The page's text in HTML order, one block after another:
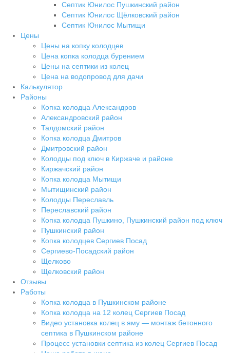
Септик Юнилос Пушкинский район
Септик Юнилос Щёлковский район
Септик Юнилос Мытищи
Цены
Цены на копку колодцев
Цена копка колодца бурением
Цены на септики из колец
Цена на водопровод для дачи
Калькулятор
Районы
Копка колодца Александров
Александровский район
Талдомский район
Копка колодца Дмитров
Дмитровский район
Колодцы под ключ в Киржаче и районе
Киржачский район
Копка колодца Мытищи
Мытищинский район
Колодцы Переславль
Переславский район
Копка колодца Пушкино, Пушкинский район под ключ
Пушкинский район
Копка колодцев Сергиев Посад
Сергиево-Посадский район
Щелково
Щелковский район
Отзывы
Работы
Копка колодца в Пушкинском районе
Копка колодца на 12 колец Сергиев Посад
Видео установка колец в яму — монтаж бетонного
септика в Пушкинском районе
Процесс установки септика из колец Сергиев Посад